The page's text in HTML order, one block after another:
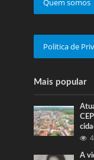
Quem somos
Politica de
Mais popular
A